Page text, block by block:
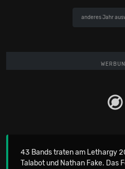
anderes Jahr
43 Bands traten am Lethargy
Talabot und Nathan Fake. Das